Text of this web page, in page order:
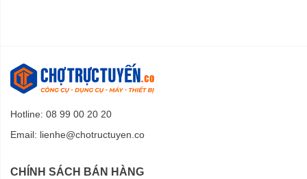
Hotline: 08 99 00 20 20
Email: lienhe@chotructuyen.co
CHÍNH SÁCH BÁN HÀNG